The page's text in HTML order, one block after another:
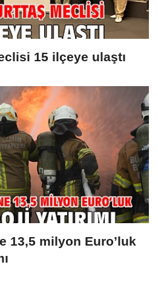
15 ilçeye ulaştı
13,5 milyon Euro’luk